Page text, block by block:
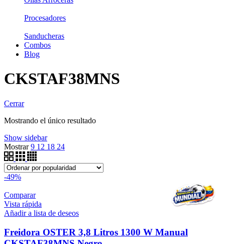
Procesadores
Sanducheras
Combos
Blog
CKSTAF38MNS
Cerrar
Mostrando el único resultado
Show sidebar
Mostrar9 12 18 24
-49%
Comparar
Vista rápida
Añadir a lista de deseos
Freidora OSTER 3,8 Litros 1300 W Manual